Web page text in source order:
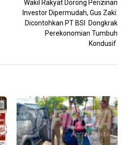
Wakil Rakyat Dorong Perizinan
Investor Dipermudah, Gus Zaki:
Dicontohkan PT BSI Dongkrak
Perekonomian Tumbuh
Kondusif